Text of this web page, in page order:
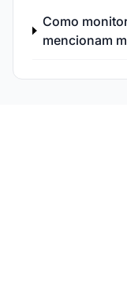
Como
mencionam